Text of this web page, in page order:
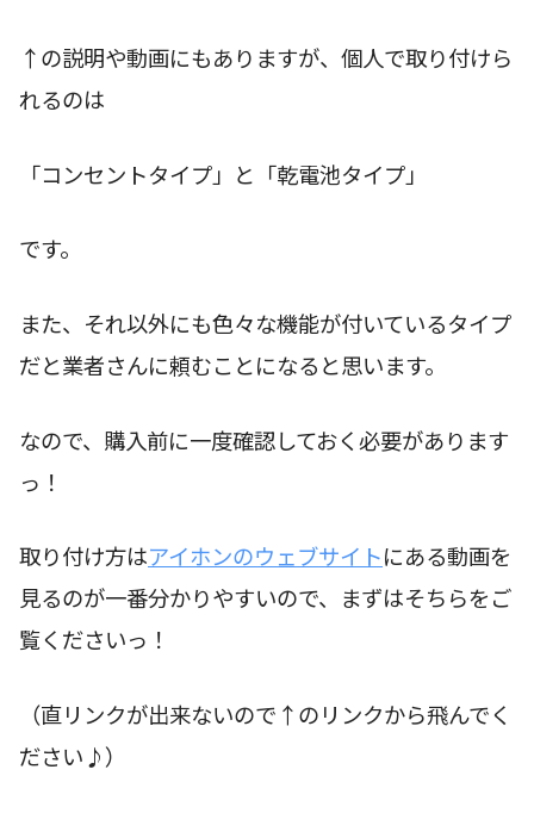
↑の説明や動画にもありますが、個人で取り付けら
れるのは
「コンセントタイプ」と「乾電池タイプ」
です。
また、それ以外にも色々な機能が付いているタイプ
だと業者さんに頼むことになると思います。
なので、購入前に一度確認しておく必要があります
っ！
取り付け方はアイホンのウェブサイトにある動画を
見るのが一番分かりやすいので、まずはそちらをご
覧くださいっ！
（直リンクが出来ないので↑のリンクから飛んでく
ださい♪）